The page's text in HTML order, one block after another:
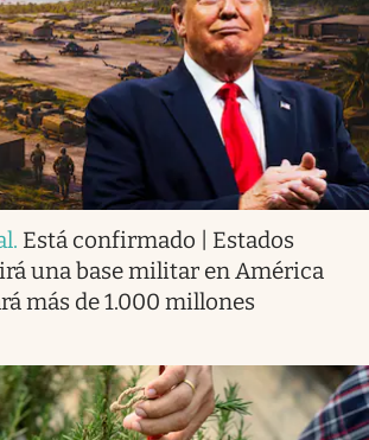
. Está confirmado | Estados
una base militar en América
más de 1.000 millones